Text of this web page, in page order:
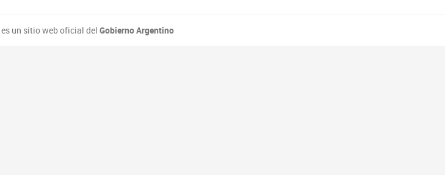
es un sitio web oficial del Gobierno Argentino